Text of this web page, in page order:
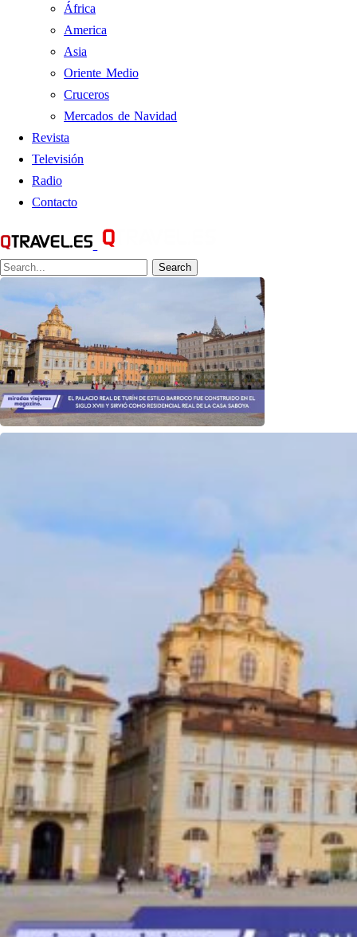
África
America
Asia
Oriente Medio
Cruceros
Mercados de Navidad
Revista
Televisión
Radio
Contacto
Search